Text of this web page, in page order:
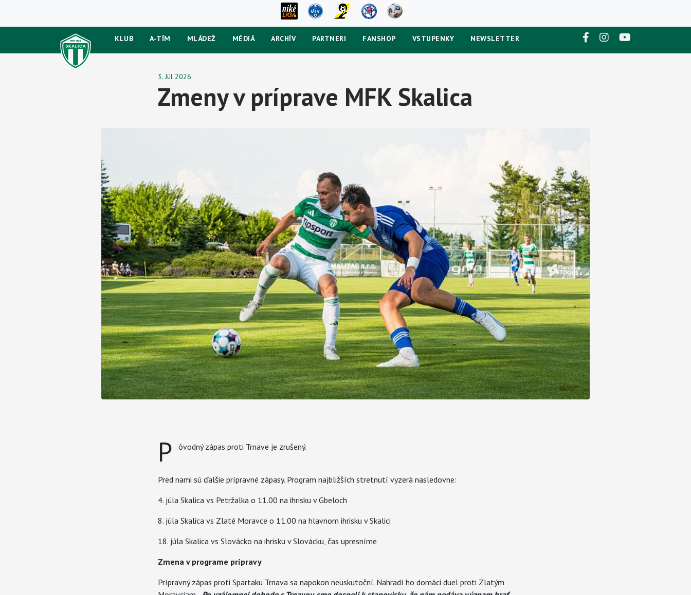
KLUB A-TÍM MLÁDEŽ MÉDIÁ ARCHÍV PARTNERI FANSHOP VSTUPENKY NEWSLETTER
3. Júl 2026
Zmeny v príprave MFK Skalica
P ôvodný zápas proti Trnave je zrušený.
Pred nami sú ďalšie prípravné zápasy. Program najbližších stretnutí vyzerá nasledovne:
4. júla Skalica vs Petržalka o 11.00 na ihrisku v Gbeloch
8. júla Skalica vs Zlaté Moravce o 11.00 na hlavnom ihrisku v Skalici
18. júla Skalica vs Slovácko na ihrisku v Slovácku, čas upresníme
Zmena v programe prípravy
Prípravný zápas proti Spartaku Trnava sa napokon neuskutoční. Nahradí ho domáci duel proti Zlatým